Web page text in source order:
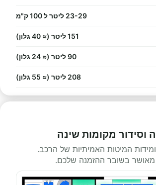
23-29 ליטר ל 100 ק"מ
151 ליטר (≈ 40 גלון)
90 ליטר (≈ 24 גלון)
208 ליטר (≈ 55 גלון)
וסידור מקומות שינה
המיטות האמיתיות של הרכב.
מאושר בשובר ההזמנה שלכם.